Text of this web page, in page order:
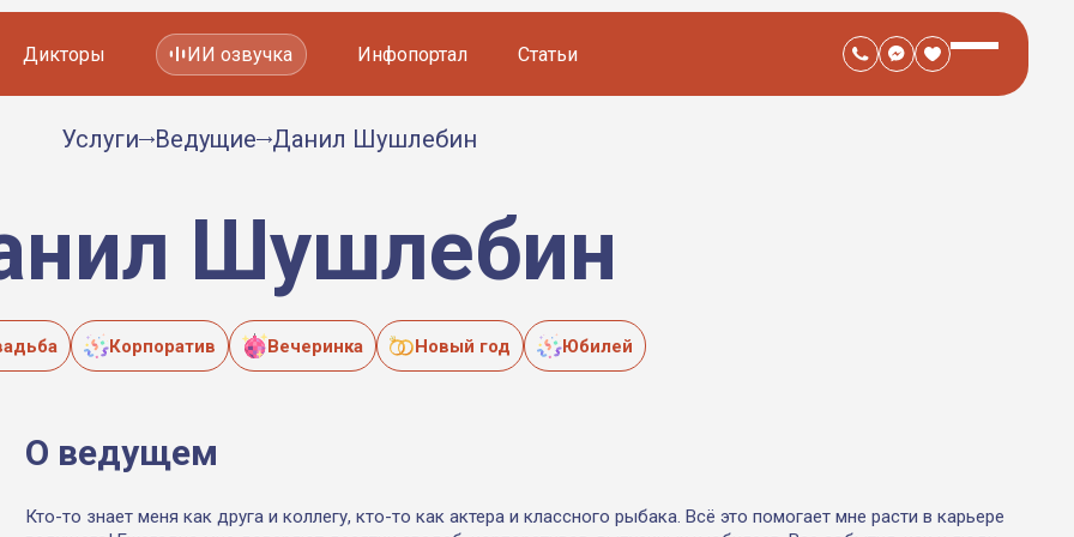
Фильмов и сериалов
Дикторы ИИ озвучка Инфопортал Статьи
Услуги Ведущие Данил Шушлебин
Шушлебин
Корпоратив Вечеринка Новый год Юбилей
О ведущем
Кто-то знает меня как друга и коллегу, кто-то как актера и классного рыбака. Всё это помогает мне расти в карьере